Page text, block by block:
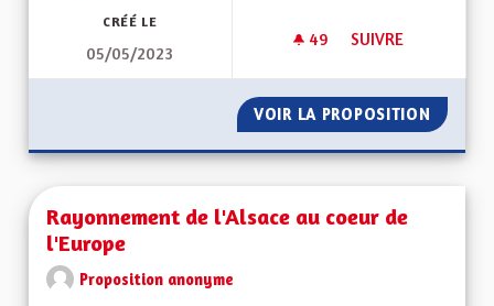
CRÉÉ LE
05/05/2023
49 49 ABONNÉS
SUIVRE
VOIR LA PROPOSITION
Rayonnement de l'Alsace au coeur de
l'Europe
Proposition anonyme